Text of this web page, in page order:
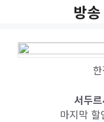
방
서두
마지막